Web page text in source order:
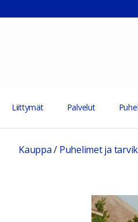
Liittymät Palvelut
Kauppa/ Puhelimet ja